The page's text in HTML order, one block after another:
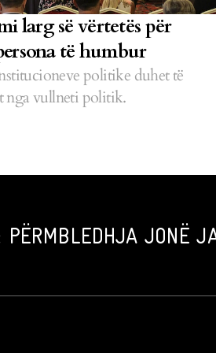
larg së vërtetës për
të humbur
politike duhet të
nga vullneti politik.
PËRMBLEDHJA JONË